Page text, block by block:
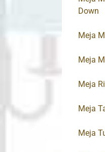
Down
Meja
Meja
Meja
Meja
Meja